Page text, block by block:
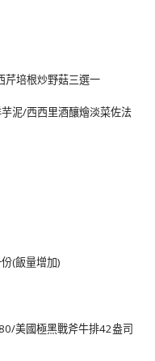
芹培根炒野菇三選一
泥/西西里酒釀燴淡菜佐法
(飯量增加)
美國極黑戰斧牛排42盎司